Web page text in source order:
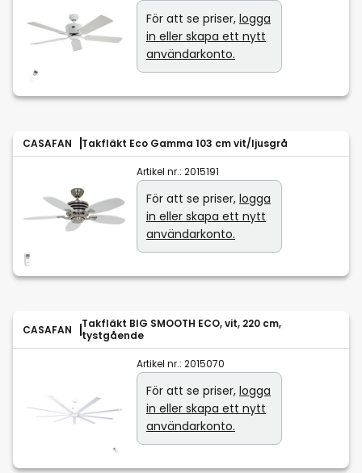
För att se priser, logga
in eller skapa ett nytt
användarkonto.
CASAFAN Takfläkt Eco Gamma 103 cm vit/ljusgrå
Artikel nr.: 2015191
För att se priser, logga
in eller skapa ett nytt
användarkonto.
CASAFAN
Takfläkt BIG SMOOTH ECO, vit, 220 cm,
tystgående
Artikel nr.: 2015070
För att se priser, logga
in eller skapa ett nytt
användarkonto.